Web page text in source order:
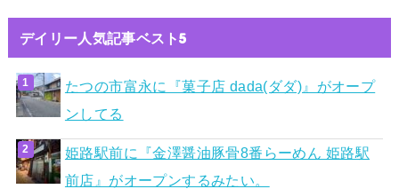
デイリー人気記事ベスト5
たつの市富永に『菓子店 dada(ダダ)』がオープ
ンしてる
姫路駅前に『金澤醤油豚骨8番らーめん 姫路駅
前店』がオープンするみたい。